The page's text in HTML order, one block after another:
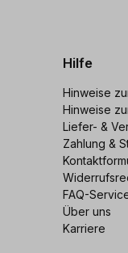
Hilfe
Hinweise
Hinweise
Liefer- &
Zahlung &
FAQ-
Über uns
Karriere